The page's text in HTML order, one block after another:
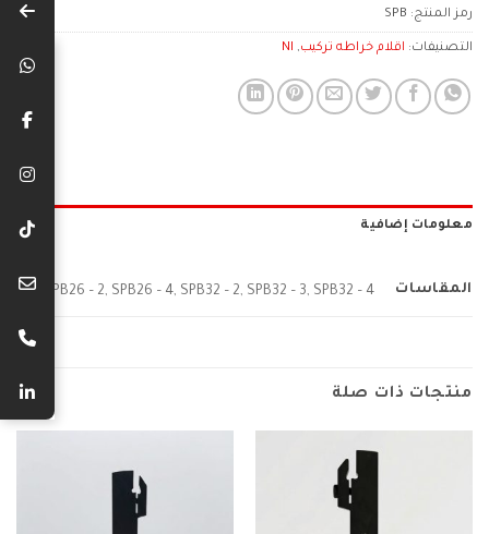
رمز المنتج: SPB
التصنيفات: اقلام خراطه تركيب,
NI
معلومات إضافية
المقاسات SPB26 – 2, SPB26 – 4, SPB32 – 2, SPB32 – 3, SPB32 – 4
منتجات ذات صلة